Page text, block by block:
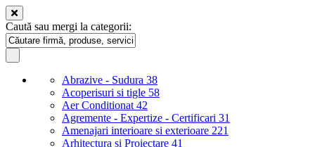
Caută sau mergi la categorii:
Abrazive - Sudura 38
Acoperisuri si tigle 58
Aer Conditionat 42
Agremente - Expertize - Certificari 31
Amenajari interioare si exterioare 221
Arhitectura si Proiectare 41